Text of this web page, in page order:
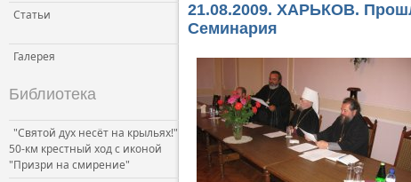
Статьи
Галерея
Библиотека
"Святой дух несёт на крыльях!"
50-км крестный ход с иконой
"Призри на смирение"
21.08.2009. ХАРЬКОВ.
Семинария